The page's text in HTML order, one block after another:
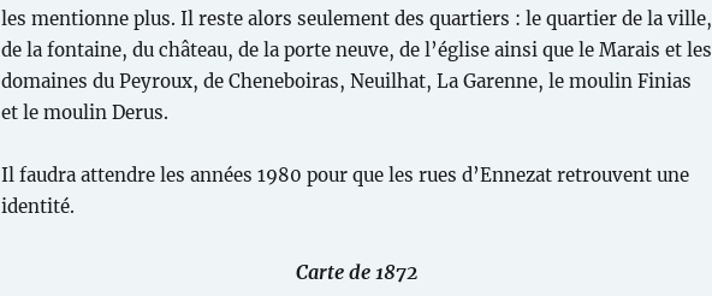
les mentionne plus. Il reste alors seulement des quartiers : le quartier de la ville,
de la fontaine, du château, de la porte neuve, de l’église ainsi que le Marais et les
domaines du Peyroux, de Cheneboiras, Neuilhat, La Garenne, le moulin Finias
et le moulin Derus.
Il faudra attendre les années 1980 pour que les rues d’Ennezat retrouvent une
identité.
Carte de 1872